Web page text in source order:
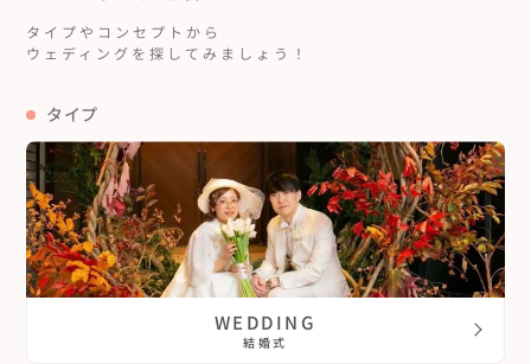
タイプやコンセプトから
ウェディングを探してみましょう！
タイプ
WEDDING
結婚式